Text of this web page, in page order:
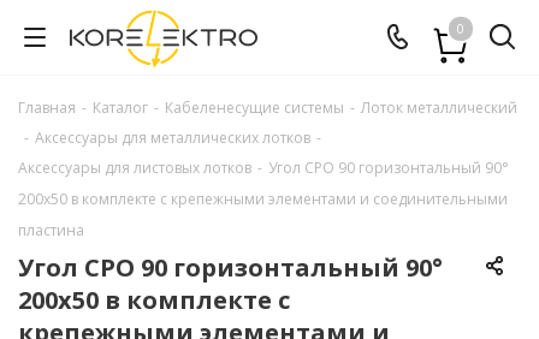
0
Главная - Каталог - Кабеленесущие системы - Лоток металлический
- Аксессуары для металлических лотков -
Аксессуары для листовых лотков - Угол CPO 90 горизонтальный 90°
200х50 в комплекте с крепежными элементами и соединительными
пластина
Угол CPO 90 горизонтальный 90°
200х50 в комплекте с
крепежными элементами и